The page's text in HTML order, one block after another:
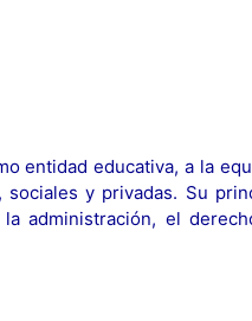
entidad educativa, a la
y privadas. Su
administración, el